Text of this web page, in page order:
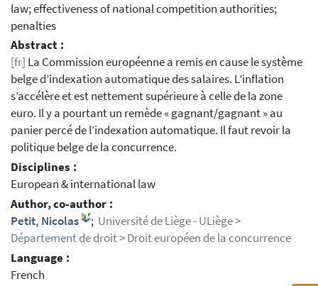
law; effectiveness of national competition authorities;
penalties
Abstract :
[fr] La Commission européenne a remis en cause le système
belge d’indexation automatique des salaires. L’inflation
s’accélère et est nettement supérieure à celle de la zone
euro. Il y a pourtant un remède « gagnant/gagnant » au
panier percé de l’indexation automatique. Il faut revoir la
politique belge de la concurrence.
Disciplines :
European & international law
Author, co-author :
Petit, Nicolas
; Université de Liège - ULiège >
Département de droit > Droit européen de la concurrence
Language :
French